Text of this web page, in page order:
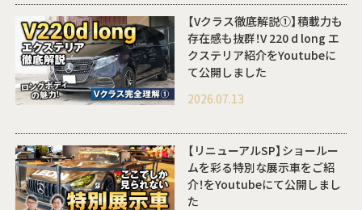
【Vクラス徹底解説①】積載力も
存在感も抜群！V 220 d long エ
クステリア紹介をYoutubeに
て公開しました
2026.07.13
【リニューアルSP】ショールー
ムを彩る特別な展示車をご紹
介！をYoutubeにて公開しまし
た